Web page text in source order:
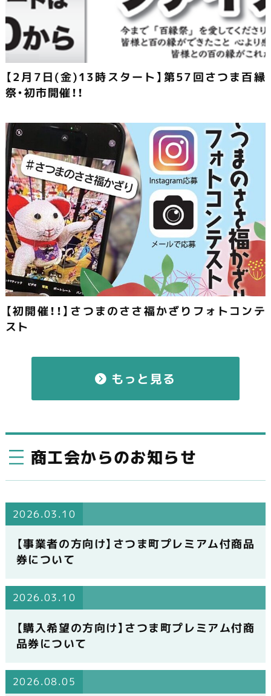
【2月7日(金)13時スタート】第57回さつま百縁
祭・初市開催！！
【初開催！！】さつまのささ福かざりフォトコンテ
スト
もっと見る
商工会からのお知らせ
2026.03.10
【事業者の方向け】さつま町プレミアム付商品
券について
2026.03.10
【購入希望の方向け】さつま町プレミアム付商
品券について
2026.08.05